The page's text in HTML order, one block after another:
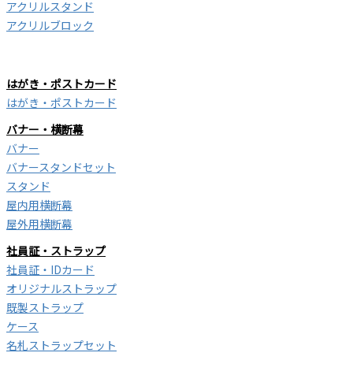
アクリルスタンド
アクリルブロック
はがき・ポストカード
はがき・ポストカード
バナー・横断幕
バナー
バナースタンドセット
スタンド
屋内用横断幕
屋外用横断幕
社員証・ストラップ
社員証・IDカード
オリジナルストラップ
既製ストラップ
ケース
名札ストラップセット